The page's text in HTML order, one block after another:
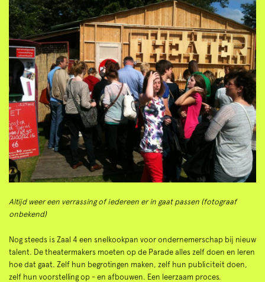
Altijd weer een verrassing of iedereen er in gaat passen (fotograaf
onbekend)
Nog steeds is Zaal 4 een snelkookpan voor ondernemerschap bij nieuw
talent. De theatermakers moeten op de Parade alles zelf doen en leren
hoe dat gaat. Zelf hun begrotingen maken, zelf hun publiciteit doen,
zelf hun voorstelling op - en afbouwen. Een leerzaam proces.